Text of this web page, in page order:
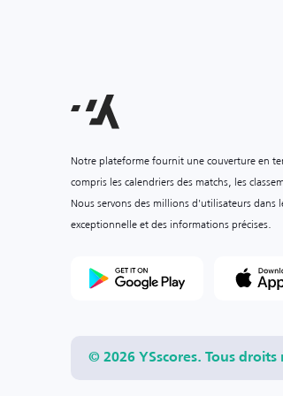
Notre plateforme fournit une couverture en
compris les calendriers des matchs, les
Nous servons des millions d'utilisateurs dans
exceptionnelle et des informations précises.
© 2026 YSscores. Tous droits